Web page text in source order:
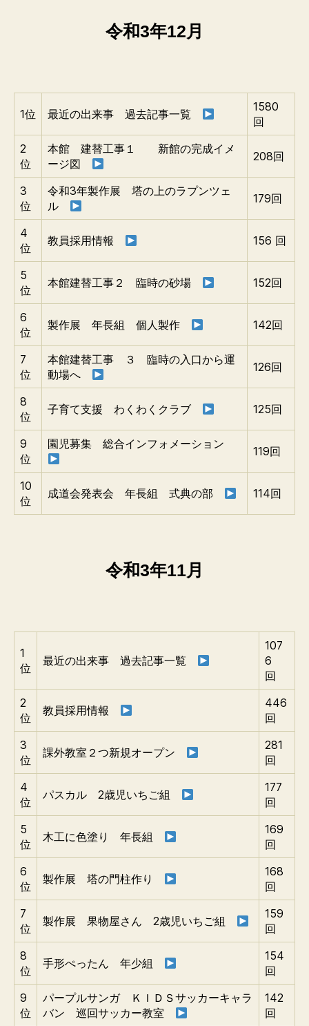
令和3年12月
1位 最近の出来事 過去記事一覧
1580
回
2
位
本館 建替工事１ 新館の完成イメ
ージ図
208回
3
位
令和3年製作展 塔の上のラプンツェ
ル
179回
4
位
教員採用情報 156 回
5
位
本館建替工事２ 臨時の砂場 152回
6
位
製作展 年長組 個人製作 142回
7
位
本館建替工事 ３ 臨時の入口から運
動場へ
126回
8
位
子育て支援 わくわくクラブ 125回
9
位
園児募集 総合インフォメーション
119回
10
位
成道会発表会 年長組 式典の部 114回
令和3年11月
1
位
最近の出来事 過去記事一覧
107
6
回
2
位
教員採用情報
446
回
3
位
課外教室２つ新規オープン
281
回
4
位
パスカル 2歳児いちご組
177
回
5
位
木工に色塗り 年長組
169
回
6
位
製作展 塔の門柱作り
168
回
7
位
製作展 果物屋さん 2歳児いちご組
159
回
8
位
手形ぺったん 年少組
154
回
9
位
パープルサンガ ＫＩＤＳサッカーキャラ
バン 巡回サッカー教室
142
回